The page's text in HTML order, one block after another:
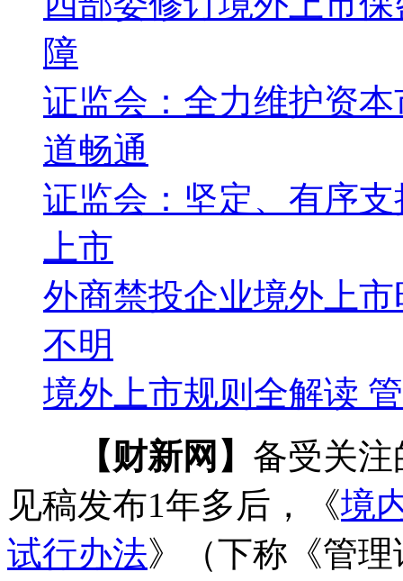
障
证监会：全力维护资
道畅通
证监会：坚定、有序
上市
外商禁投企业境外上
不明
境外上市规则全解读
【财新网】 备受关
见稿发布1年多后，《境
试行办法》（下称《管